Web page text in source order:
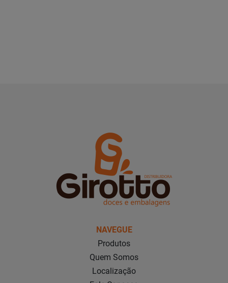
NAVEGUE
Produtos
Quem Somos
Localização